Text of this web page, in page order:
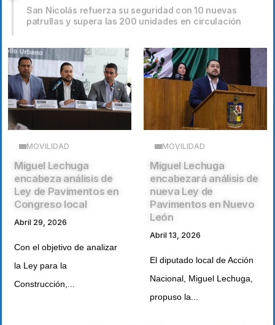
San Nicolás refuerza su seguridad con 10 nuevas
patrullas y supera las 200 unidades en circulación
MOVILIDAD
Miguel Lechuga
encabeza análisis de
Ley de Pavimentos en
Congreso local
Abril 29, 2026
Con el objetivo de analizar
la Ley para la
Construcción,...
MOVILIDAD
Miguel Lechuga
encabezará análisis de
nueva Ley de
Pavimentos en Nuevo
León
Abril 13, 2026
El diputado local de Acción
Nacional, Miguel Lechuga,
propuso la...